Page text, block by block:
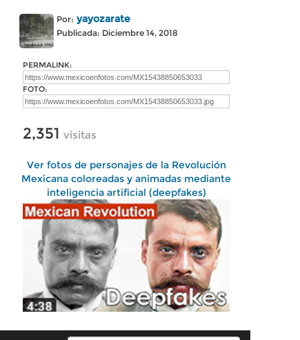
Por: yayozarate
Publicada: Diciembre 14, 2018
PERMALINK:
FOTO:
2,351 visitas
Ver fotos de personajes de la Revolución
Mexicana coloreadas y animadas mediante
inteligencia artificial (deepfakes)